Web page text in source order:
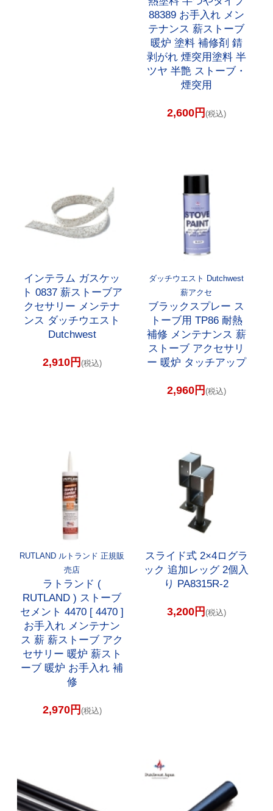
88389 お手入れ メン
テナンス 薪ストーブ
暖炉 塗料 補修剤 錆
剥がれ 煙突用塗料 半
ツヤ 半艶 ストーブ・
煙突用
2,600円 (税込)
インテラム ガスケッ
ト 0837 薪ストーブア
クセサリー メンテナ
ンス ダッチウエスト
Dutchwest
2,910円 (税込)
ダッチウエスト Dutchwest
薪アクセ
ブラックスプレー ス
トーブ用 TP86 耐熱
補修 メンテナンス 薪
ストーブ アクセサリ
ー 暖炉 タッチアップ
2,960円 (税込)
RUTLAND ルトランド 正規販
売店
ラトランド (
RUTLAND ) ストーブ
セメント 4470 [ 4470 ]
お手入れ メンテナン
ス 薪 薪ストーブ アク
セサリー 暖炉 薪スト
ーブ 暖炉 お手入れ 補
修
2,970円 (税込)
スライド式 2×4ログラ
ック 追加レッグ 2個入
り PA8315R-2
3,200円 (税込)